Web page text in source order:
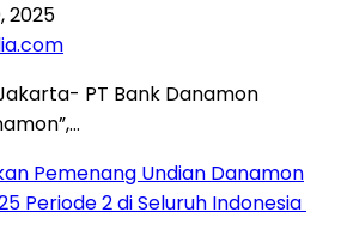
2025
PT Bank Danamon